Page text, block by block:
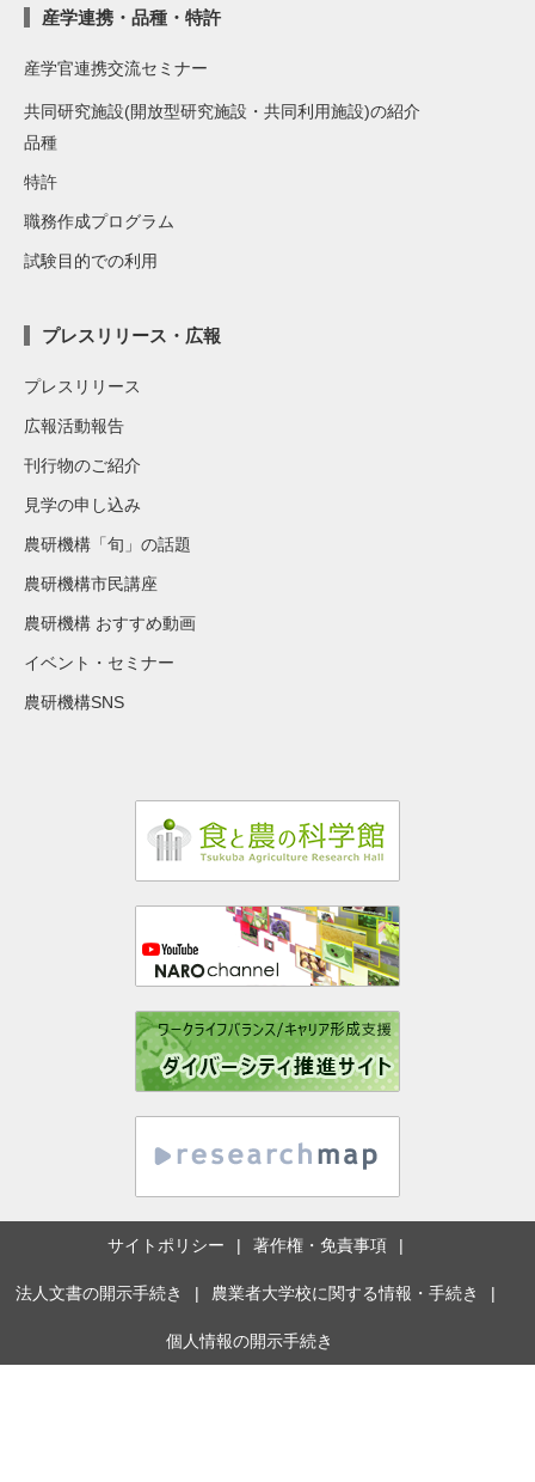
産学連携・品種・特許
産学官連携交流セミナー
共同研究施設(開放型研究施設・共同利用施設)の紹介
品種
特許
職務作成プログラム
試験目的での利用
プレスリリース・広報
プレスリリース
広報活動報告
刊行物のご紹介
見学の申し込み
農研機構「旬」の話題
農研機構市民講座
農研機構 おすすめ動画
イベント・セミナー
農研機構SNS
サイトポリシー 著作権・免責事項
法人文書の開示手続き 農業者大学校に関する情報・手続き
個人情報の開示手続き